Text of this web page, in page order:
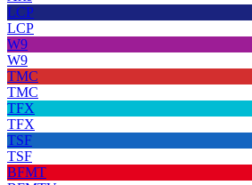
LCP
LCP
W9
W9
TMC
TMC
TFX
TFX
TSF
TSF
BFMT